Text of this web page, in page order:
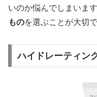
いのか悩んでしまいます
ものを選ぶことが大切で
ハイドレーティン